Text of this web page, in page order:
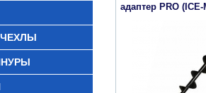
адаптер PRO (ICE-